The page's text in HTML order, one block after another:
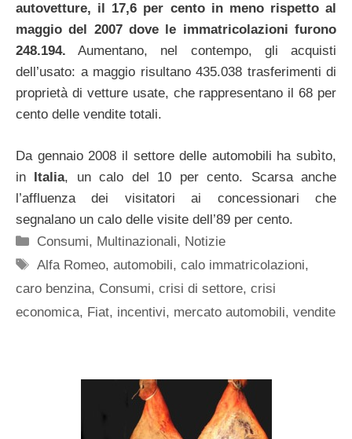
autovetture, il 17,6 per cento in meno rispetto al
maggio del 2007 dove le immatricolazioni furono
248.194. Aumentano, nel contempo, gli acquisti
dell’usato: a maggio risultano 435.038 trasferimenti di
proprietà di vetture usate, che rappresentano il 68 per
cento delle vendite totali.
Da gennaio 2008 il settore delle automobili ha subìto,
in Italia, un calo del 10 per cento. Scarsa anche
l’affluenza dei visitatori ai concessionari che
segnalano un calo delle visite dell’89 per cento.
Categorie
Consumi, Multinazionali, Notizie
Tag
Alfa Romeo,automobili,calo immatricolazioni,
caro benzina, Consumi, crisi di settore, crisi
economica, Fiat, incentivi, mercato automobili, vendite